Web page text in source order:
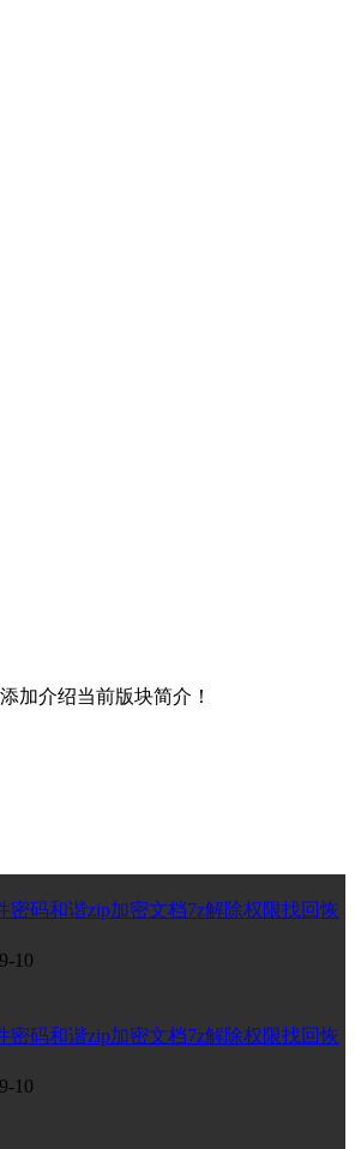
加介绍当前版块简介！
密码和谐zip加密文档7z解除权限找回恢
10
密码和谐zip加密文档7z解除权限找回恢
10